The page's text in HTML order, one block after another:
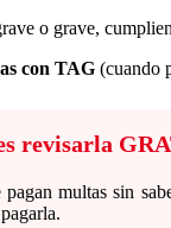
o grave,
con TAG (cuando
revisarla
multas sin